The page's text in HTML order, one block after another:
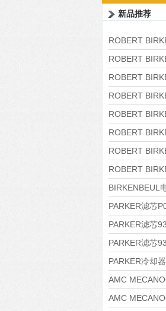
新品推荐
ROBERT
8APE225M-4-
ROBERT
8APE180L-4
ROBERT
8APE160M-6
ROBERT
8APE160L-4-
ROBERT
8APE112M-
ROBERT
8APE100L-2
ROBERT
8APE90S-4 IE3
ROBERT
8APE80M-2K-
BIRKENBEUL
PARKER滤芯
PARKER滤芯
PARKER滤芯
PARKER冷却
AMC
138552
AMC